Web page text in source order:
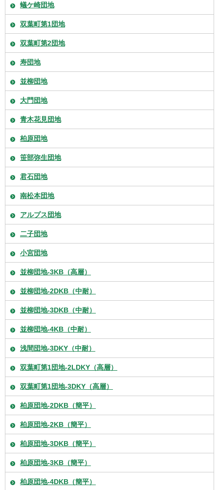
蟻ケ崎団地
双葉町第1団地
双葉町第2団地
寿団地
並柳団地
大門団地
青木花見団地
柏原団地
笹部弥生団地
君石団地
南松本団地
アルプス団地
二子団地
小宮団地
並柳団地-3KB（高層）
並柳団地-2DKB（中耐）
並柳団地-3DKB（中耐）
並柳団地-4KB（中耐）
浅間団地-3DKY（中耐）
双葉町第1団地-2LDKY（高層）
双葉町第1団地-3DKY（高層）
柏原団地-2DKB（簡平）
柏原団地-2KB（簡平）
柏原団地-3DKB（簡平）
柏原団地-3KB（簡平）
柏原団地-4DKB（簡平）